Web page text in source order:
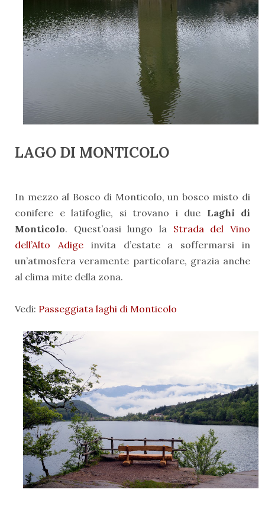
LAGO DI MONTICOLO
In mezzo al Bosco di Monticolo, un bosco misto di
conifere e latifoglie, si trovano i due Laghi di
Monticolo. Quest’oasi lungo la Strada del Vino
dell’Alto Adigeinvita d’estate a soffermarsi in
un’atmosfera veramente particolare, grazia anche
al clima mite della zona.
Vedi: Passeggiata laghi di Monticolo